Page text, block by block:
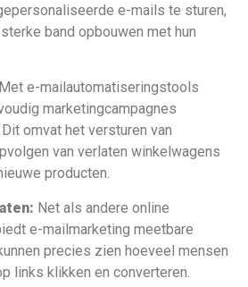
e-mails te sturen,
band opbouwen met hun
Met e-mailautomatiseringstools
marketingcampagnes
omvat het versturen van
van verlaten winkelwagens
producten.
Net als andere online
e-mailmarketing meetbare
precies zien hoeveel mensen
links klikken en converteren.